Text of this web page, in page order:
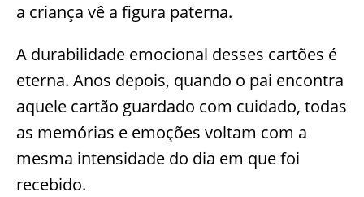
a criança vê a figura paterna.
A durabilidade emocional desses cartões é
eterna. Anos depois, quando o pai encontra
aquele cartão guardado com cuidado, todas
as memórias e emoções voltam com a
mesma intensidade do dia em que foi
recebido.